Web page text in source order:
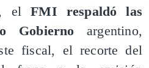
elFMI respaldó las
Gobierno argentino,
fiscal, el recorte del